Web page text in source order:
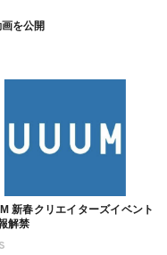
を公開
新春クリエイターズイベント
解禁